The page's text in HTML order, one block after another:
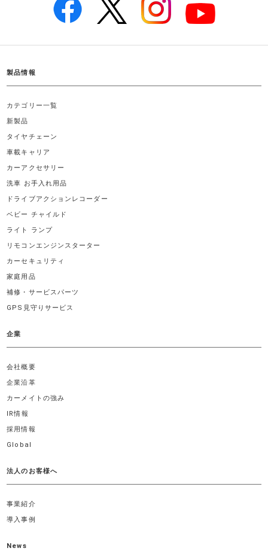
製品情報
カテゴリー一覧
新製品
タイヤチェーン
車載キャリア
カーアクセサリー
洗車 お手入れ用品
ドライブアクションレコーダー
ベビー チャイルド
ライト ランプ
リモコンエンジンスターター
カーセキュリティ
家庭用品
補修・サービスパーツ
GPS見守りサービス
企業
会社概要
企業沿革
カーメイトの強み
IR情報
採用情報
Global
法人のお客様へ
事業紹介
導入事例
News